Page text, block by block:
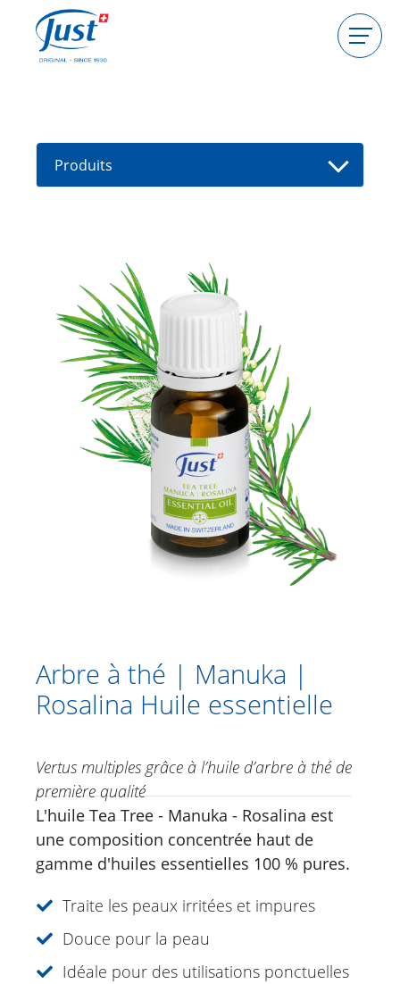
Devenir conseillère
Guides
Produits
High Light
Bain
Soins de cheveux
Catalogue
Douche
Crèmes à base de plantes
Soins des pieds
Aromathérapie
Guduchi Roll-on mélange d'huiles
essentielles
Arbre à thé | Manuka | Rosalina
Huile essentielle
Antistress Huile essentielle
Eucasol vaporisateur
31 plantes 20ml
essentielles
Eucalyptus huile essentielle
Spray à la lavande
Arbre à thé | Manuka |
Rosalina Huile essentielle
Vertus multiples grâce à l’huile d’arbre à thé de
première qualité
L'huile Tea Tree - Manuka - Rosalina est
une composition concentrée haut de
gamme d'huiles essentielles 100 % pures.
Traite les peaux irritées et impures
Douce pour la peau
Idéale pour des utilisations ponctuelles